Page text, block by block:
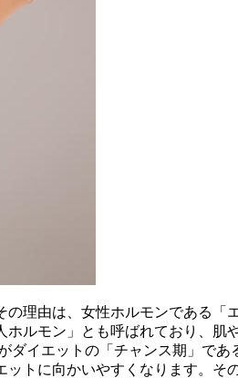
理由は、女性ホルモンである
ルモン」とも呼ばれており、
イエットの「チャンス期」で
トに向かいやすくなります。